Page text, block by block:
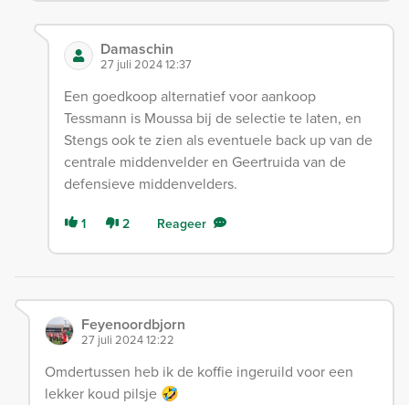
Damaschin
27 juli 2024 12:37
Een goedkoop alternatief voor aankoop
Tessmann is Moussa bij de selectie te laten, en
Stengs ook te zien als eventuele back up van de
centrale middenvelder en Geertruida van de
defensieve middenvelders.
1 2 Reageer
Feyenoordbjorn
27 juli 2024 12:22
Omdertussen heb ik de koffie ingeruild voor een
lekker koud pilsje 🤣